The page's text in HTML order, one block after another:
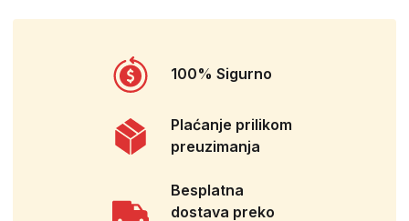
100% Sigurno
Plaćanje prilikom
preuzimanja
Besplatna
dostava preko